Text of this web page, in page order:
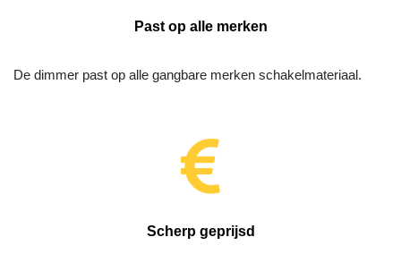
Past op alle merken
De dimmer past op alle gangbare merken schakelmateriaal.
Scherp geprijsd